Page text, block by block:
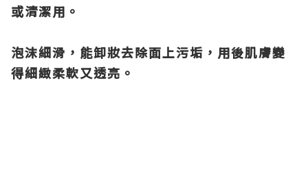
或清潔用。
泡沫細滑，能卸妝去除面上污垢，用後肌膚變
得細緻柔軟又透亮。